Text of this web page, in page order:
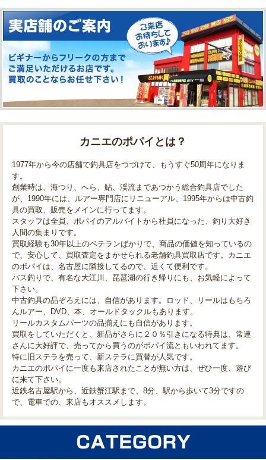
カニエのポパイとは？
1977年から今の店舗で釣具店をつづけて、もうすぐ50周年になりま
す。
創業時は、海つり、へら、鮎、渓流まであつかう総合釣具店でした
が、1990年には、ルアー専門店にリニューアル、1995年からは中古釣
具の買取、販売をメインに行ってます。
スタッフは全員、ポパイのアルバイトから社員になった、釣り大好き
人間の集まりです。
買取経験も30年以上のベテランばかりで、商品の価値を知っているの
で、安心して、買取査定をまかせられる老舗釣具買取店です。カニエ
のポパイは、名古屋に隣接してるので、近くて便利です。
バス釣りで、有名な大江川、琵琶湖の行き帰りにも、お気軽によって
下さい。
中古釣具の品ぞろえには、自信があります。ロッド、リールはもちろ
んルアー、DVD、本、オールドタックルもあります。
リールカスタムパーツの品揃えにも自信があります。
買取をしていただくと、新品がさらに２０％引きになる特典は、常連
さんに大好評で、売ってから買うのがポパイ流ともいわれてます。
特に旧ステラを売って、新ステラに買替が人気です。
カニエのポパイに一度も来店されたことが無い方は、ぜひ一度、遊び
に来て下さい。
近鉄名古屋駅から、近鉄蟹江駅まで、8分、駅から歩いて3分ですの
で、電車での、来店もオススメします。